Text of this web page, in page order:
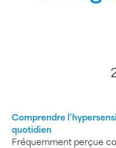
Comprendre
quotidien
Fréquemment perçue